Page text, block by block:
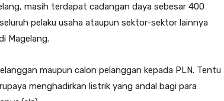
masih terdapat cadangan daya sebesar 400
pelaku usaha ataupun sektor-sektor lainnya
Magelang.
maupun calon pelanggan kepada PLN. Tentu
menghadirkan listrik yang andal bagi para